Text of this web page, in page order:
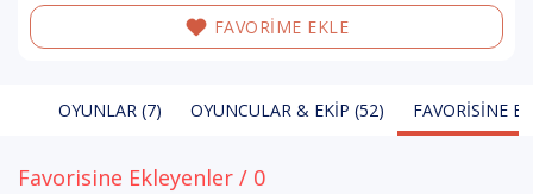
FAVORİME EKLE
OYUNLAR (7) OYUNCULAR & EKIP (52) FAVORISINE
Favorisine Ekleyenler / 0